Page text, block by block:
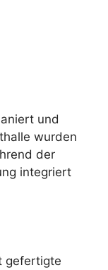
und
wurden
der
integriert
gefertigte